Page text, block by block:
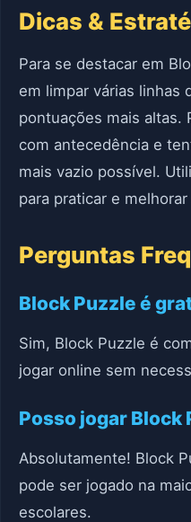
Dicas &
Para se destacar em
em limpar várias linhas
pontuações mais altas.
com antecedência e
mais vazio possível.
para praticar e
Perguntas
Block Puzzle é
Sim, Block Puzzle é
jogar online sem
Posso jogar Block
Absolutamente! Block
pode ser jogado na
escolares.